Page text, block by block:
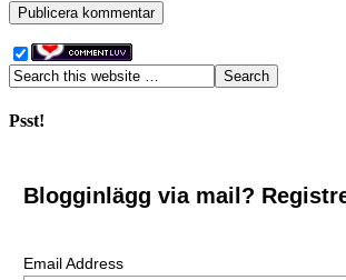
Psst!
Blogginlägg via mail?
Email Address